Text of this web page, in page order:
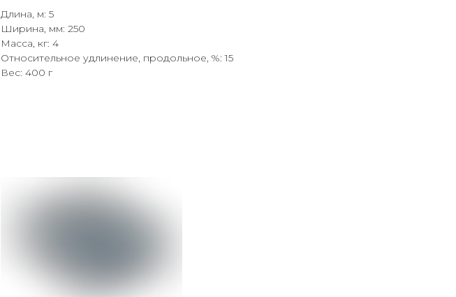
Длина, м: 5
Ширина, мм: 250
Масса, кг: 4
Относительное удлинение, продольное, %: 15
Вес: 400 г